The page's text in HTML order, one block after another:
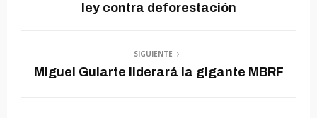
ley contra deforestación
SIGUIENTE
Miguel Gularte liderará la gigante MBRF